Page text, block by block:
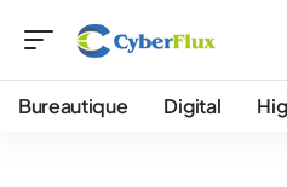
Bureautique Digital